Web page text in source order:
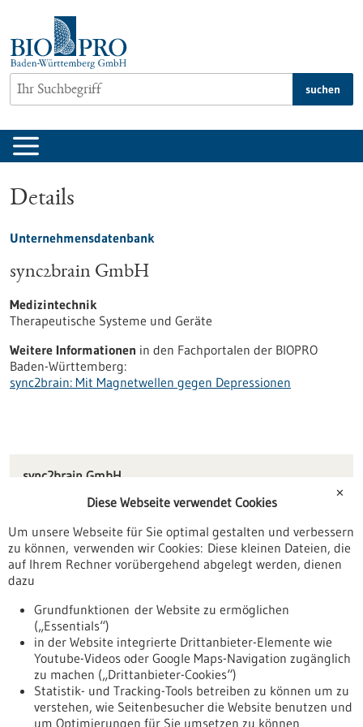
springen
suchen
Details
Unternehmensdatenbank
sync2brain GmbH
Medizintechnik
Therapeutische Systeme und Geräte
Weitere Informationen in den Fachportalen der BIOPRO
Baden-Württemberg:
sync2brain: Mit Magnetwellen gegen Depressionen
sync2brain GmbH
72072 Tübingen
info(at)sync2brain.com
sync2brain.com
Zurück zur Ergebnisliste
Nach oben
✕
Diese Webseite verwendet Cookies
Um unsere Webseite für Sie optimal gestalten und verbessern
zu können, verwenden wir Cookies: Diese kleinen Dateien, die
auf Ihrem Rechner vorübergehend abgelegt werden, dienen
dazu
Grundfunktionen der Website zu ermöglichen
(„Essentials“)
in der Website integrierte Drittanbieter-Elemente wie
Youtube-Videos oder Google Maps-Navigation zugänglich
zu machen („Drittanbieter-Cookies“)
Statistik- und Tracking-Tools betreiben zu können um zu
verstehen, wie Seitenbesucher die Website benutzen und
um Optimierungen für Sie umsetzen zu können